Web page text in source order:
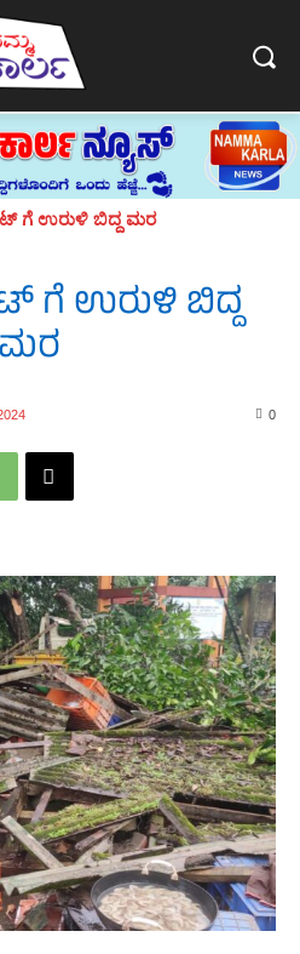
ಗೆ ಉರುಳಿ ಬಿದ್ದ ಮರ
ಗೆ ಉರುಳಿ ಬಿದ್ದ
ಮರ
0